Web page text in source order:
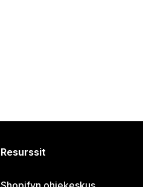
Resurssit